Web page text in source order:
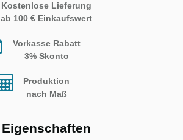
Kostenlose Lieferung
ab 100 € Einkaufswert
Vorkasse Rabatt
3% Skonto
Produktion
nach Maß
Eigenschaften